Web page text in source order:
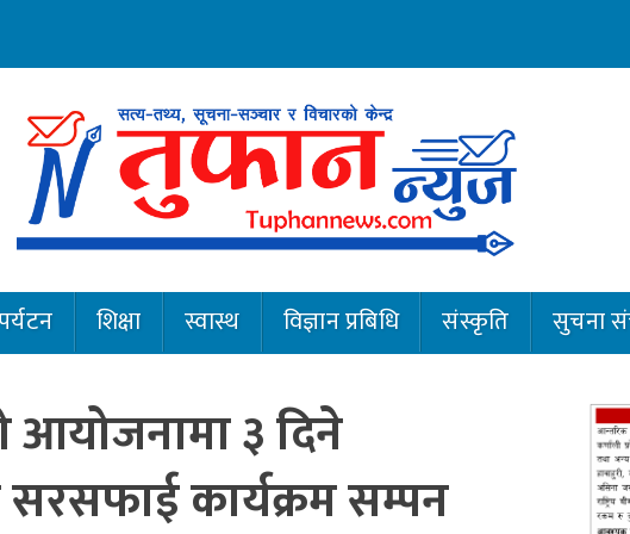
शिक्षा स्वास्थ विज्ञान प्रबिधि संस्कृति सुचना
आयोजनामा ३ दिने
कार्यक्रम सम्पन